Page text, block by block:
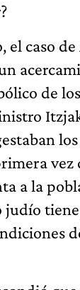
caso de
de
vez
a la
judío